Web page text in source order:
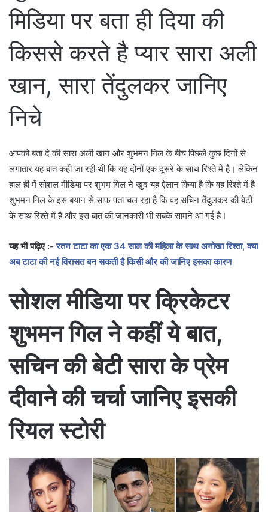
मिडिया पर बता ही दिया की
किससे करते है प्यार सारा अली
खान, सारा तेंदुलकर जानिए
निचे
आपको बता दे की सारा अली खान और शुभमन गिल के बीच पिछले कुछ दिनों से
लगातार यह बात कहीं जा रही थी कि यह दोनों एक दूसरे के साथ रिश्ते में है। लेकिन
हाल ही में सोशल मीडिया पर शुभम गिल ने खुद यह ऐलान किया है कि वह रिश्ते में है
शुभमन गिल के इस बयान से साफ पता चल रहा है कि वह सचिन तेंदुलकर की बेटी
के साथ रिश्ते में है और इस बात की जानकारी भी सबके सामने आ गई है।
यह भी पढ़िए :-रतन टाटा का एक 34 साल की महिला के साथ अनोखा रिश्ता, क्या
अब टाटा की नई विरासत बन सकती है किसी और की जानिए इसका कारण
सोशल मीडिया पर क्रिकेटर
शुभमन गिल ने कहीं ये बात,
सचिन की बेटी सारा के प्रेम
दीवाने की चर्चा जानिए इसकी
रियल स्टोरी